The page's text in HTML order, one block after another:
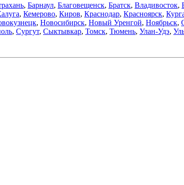
, Барнаул, Благовещенск, Братск, Владивосток,
, Кемерово, Киров, Краснодар, Красноярск,
, Новосибирск, Новый Уренгой, Ноябрьск,
, Сургут, Сыктывкар, Томск, Тюмень, Улан-Удэ,